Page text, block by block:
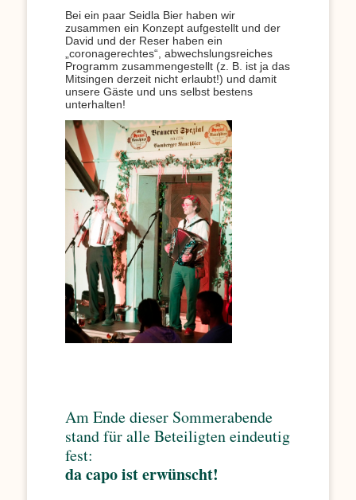
Bei ein paar Seidla Bier haben wir
zusammen ein Konzept aufgestellt und der
David und der Reser haben ein
„coronagerechtes“, abwechslungsreiches
Programm zusammengestellt (z. B. ist ja das
Mitsingen derzeit nicht erlaubt!) und damit
unsere Gäste und uns selbst bestens
unterhalten!
Am Ende dieser Sommerabende
stand für alle Beteiligten eindeutig
fest:
da capo ist erwünscht!